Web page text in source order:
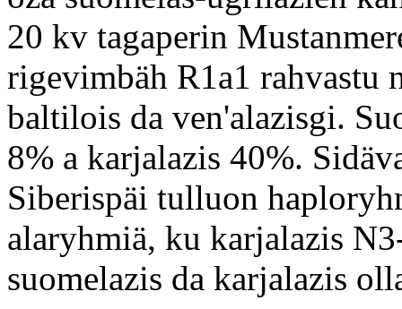
20 kv tagaperin
rigevimbäh R1a1 rahvastu
baltilois da ven'alazisgi.
8% a karjalazis 40%.
Siberispäi tulluon
alaryhmiä, ku karjalazis
suomelazis da karjalazis